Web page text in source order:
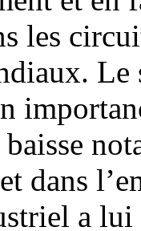
les
Le
dans
a